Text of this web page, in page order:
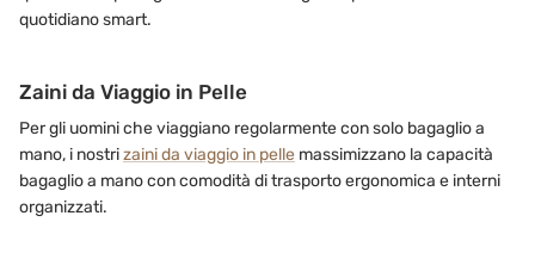
quotidiano smart.
Zaini da Viaggio in Pelle
Per gli uomini che viaggiano regolarmente con solo bagaglio a
mano, i nostrizaini da viaggio in pelle massimizzano la capacità
bagaglio a mano con comodità di trasporto ergonomica e interni
organizzati.